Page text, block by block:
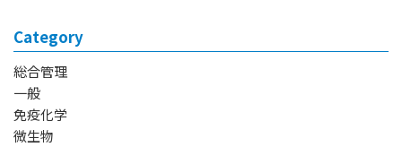
Category
総合管理
一般
免疫化学
微生物